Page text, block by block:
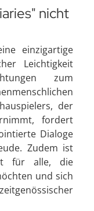
nicht
einzigartige
Leichtigkeit
zum
der
fordert
Dialoge
Zudem ist
für alle, die
und sich